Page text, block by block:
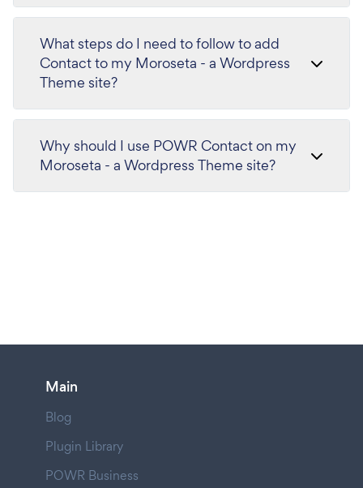
What steps do I need to follow to add
Contact to my Moroseta - a Wordpress
Theme site?
Why should I use POWR Contact on my
Moroseta - a Wordpress Theme site?
Main
Blog
Plugin Library
POWR Business